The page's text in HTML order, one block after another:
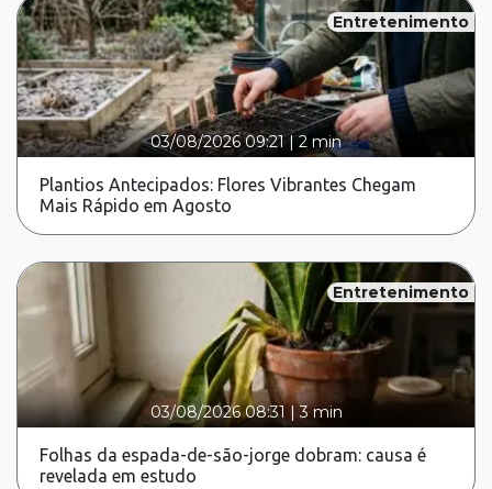
Entretenimento
03/08/2026 09:21|2 min
Plantios Antecipados: Flores Vibrantes Chegam
Mais Rápido em Agosto
Entretenimento
03/08/2026 08:31 |3 min
Folhas da espada-de-são-jorge dobram: causa é
revelada em estudo